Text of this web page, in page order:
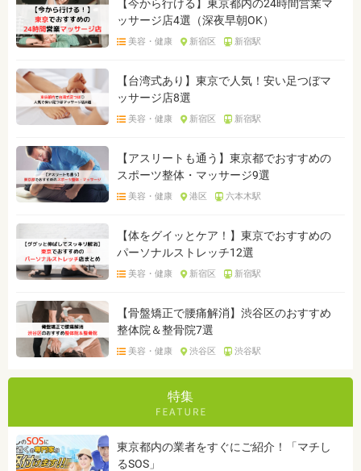
【今から行ける】東京都内の24時間営業マ
ッサージ店4選（深夜早朝OK）
美容・健康 新宿区 新宿駅
【台湾式あり】東京で人気！安い足つぼマ
ッサージ店8選
美容・健康 新宿区 新宿駅
【アスリートも通う】東京都でおすすめの
スポーツ整体・マッサージ9選
美容・健康 港区 六本木駅
【体をグイッとケア！】東京でおすすめの
パーソナルストレッチ12選
美容・健康 新宿区 新宿駅
【骨盤矯正で腰痛解消】渋谷区のおすすめ
整体院＆整骨院7選
美容・健康 渋谷区 渋谷駅
特集
東京都内の業者をすぐにご紹介！「マチし
るSOS」